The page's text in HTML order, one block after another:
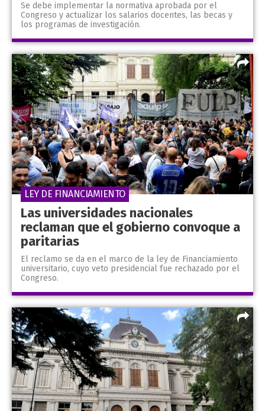
Se debe implementar la normativa aprobada por el
Congreso y actualizar los salarios docentes, las becas y
los programas de investigación.
Las universidades nacionales
reclaman que el gobierno convoque a
paritarias
El reclamo se da en el marco de la ley de Financiamiento
universitario, cuyo veto presidencial fue rechazado por el
Congreso.
LEY DE FINANCIAMIENTO